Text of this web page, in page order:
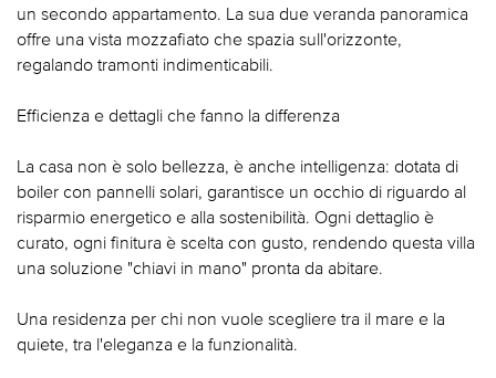
un secondo appartamento. La sua due veranda panoramica
offre una vista mozzafiato che spazia sull'orizzonte,
regalando tramonti indimenticabili.
Efficienza e dettagli che fanno la differenza
La casa non è solo bellezza, è anche intelligenza: dotata di
boiler con pannelli solari, garantisce un occhio di riguardo al
risparmio energetico e alla sostenibilità. Ogni dettaglio è
curato, ogni finitura è scelta con gusto, rendendo questa villa
una soluzione "chiavi in mano" pronta da abitare.
Una residenza per chi non vuole scegliere tra il mare e la
quiete, tra l'eleganza e la funzionalità.